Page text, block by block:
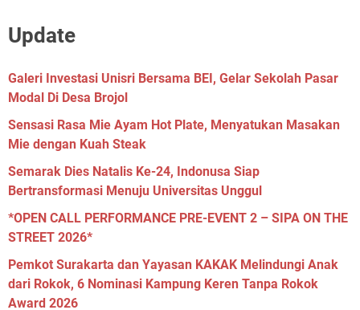
Update
Galeri Investasi Unisri Bersama BEI, Gelar Sekolah Pasar
Modal Di Desa Brojol
Sensasi Rasa Mie Ayam Hot Plate, Menyatukan Masakan
Mie dengan Kuah Steak
Semarak Dies Natalis Ke-24, Indonusa Siap
Bertransformasi Menuju Universitas Unggul
*OPEN CALL PERFORMANCE PRE-EVENT 2 – SIPA ON THE
STREET 2026*
Pemkot Surakarta dan Yayasan KAKAK Melindungi Anak
dari Rokok, 6 Nominasi Kampung Keren Tanpa Rokok
Award 2026